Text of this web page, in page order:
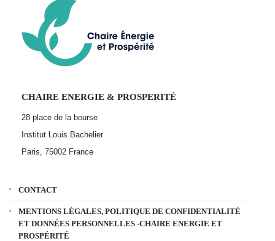
CHAIRE ENERGIE & PROSPERITÉ
28 place de la bourse
Institut Louis Bachelier
Paris, 75002 France
CONTACT
MENTIONS LÉGALES, POLITIQUE DE CONFIDENTIALITÉ
ET DONNÉES PERSONNELLES -CHAIRE ENERGIE ET
PROSPÉRITÉ